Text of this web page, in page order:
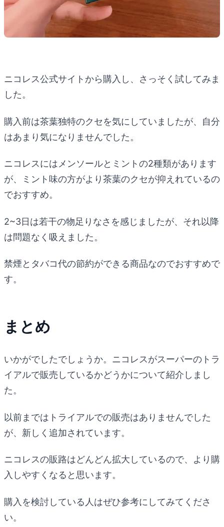
ニコレス公式サイトから購入し、さっそく試してみま
した。
購入前は茶葉独特のクセを気にしていましたが、自分
はあまり気になりませんでした。
ニコレスにはメンソールとミントの2種類があります
が、ミント味の方がより茶葉のクセが抑えれているの
でおすすめ。
2~3日は若干の物足りなさを感じましたが、それ以降
は問題なく吸えました。
禁煙とタバコ代の節約ができる商品なのでおすすめで
す。
まとめ
いかがでしたでしょうか。ニコレスがスーパーのトラ
イアルで販売しているかどうかについて紹介しまし
た。
以前まではトライアルでの販売はありませんでした
が、新しく追加されています。
ニコレスの販路はどんどん拡大しているので、より購
入しやすくなると思います。
購入を検討している人はぜひ参考にしてみてくださ
い。